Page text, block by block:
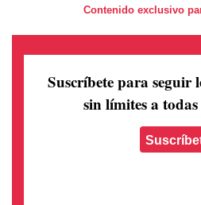
Contenido exclusivo
Suscríbete para seguir
sin límites a